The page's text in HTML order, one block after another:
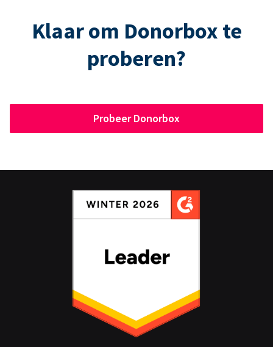
Klaar om Donorbox te
proberen?
Probeer Donorbox